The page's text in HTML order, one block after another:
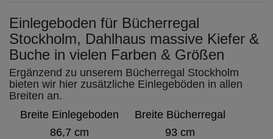
Einlegeboden für Bücherregal
Stockholm, Dahlhaus massive Kiefer &
Buche in vielen Farben & Größen
Ergänzend zu unserem Bücherregal Stockholm
bieten wir hier zusätzliche Einlegeböden in allen
Breiten an.
Breite Einlegeboden
Breite Bücherregal
86,7 cm
93 cm